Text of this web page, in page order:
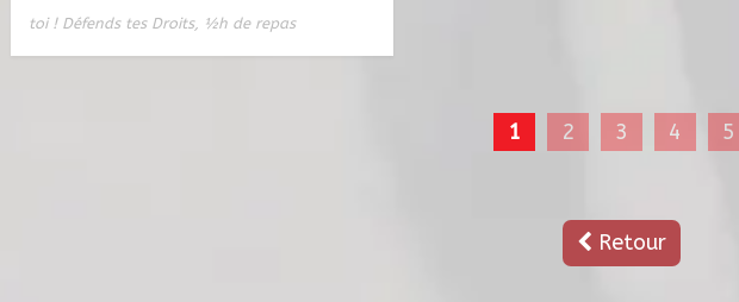
toi ! Défends tes Droits, ½h de repas
1 2 3 4 5
Retour